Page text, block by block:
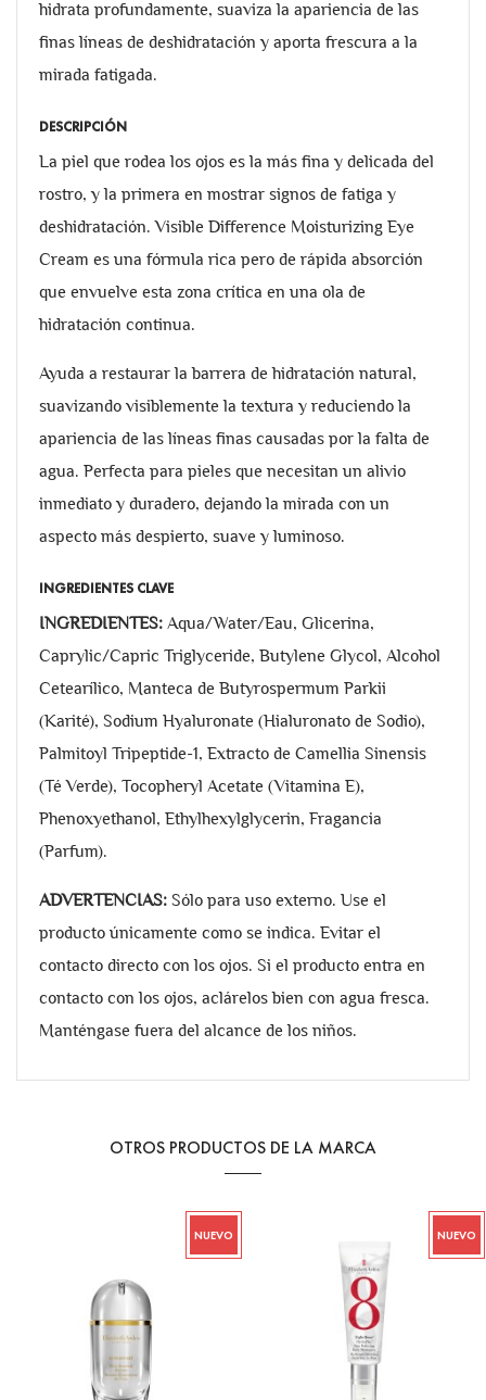
hidrata profundamente, suaviza la apariencia de las
finas líneas de deshidratación y aporta frescura a la
mirada fatigada.
DESCRIPCIÓN
La piel que rodea los ojos es la más fina y delicada del
rostro, y la primera en mostrar signos de fatiga y
deshidratación. Visible Difference Moisturizing Eye
Cream es una fórmula rica pero de rápida absorción
que envuelve esta zona crítica en una ola de
hidratación continua.
Ayuda a restaurar la barrera de hidratación natural,
suavizando visiblemente la textura y reduciendo la
apariencia de las líneas finas causadas por la falta de
agua. Perfecta para pieles que necesitan un alivio
inmediato y duradero, dejando la mirada con un
aspecto más despierto, suave y luminoso.
INGREDIENTES CLAVE
INGREDIENTES: Aqua/Water/Eau, Glicerina,
Caprylic/Capric Triglyceride, Butylene Glycol, Alcohol
Cetearílico, Manteca de Butyrospermum Parkii
(Karité), Sodium Hyaluronate (Hialuronato de Sodio),
Palmitoyl Tripeptide-1, Extracto de Camellia Sinensis
(Té Verde), Tocopheryl Acetate (Vitamina E),
Phenoxyethanol, Ethylhexylglycerin, Fragancia
(Parfum).
ADVERTENCIAS: Sólo para uso externo. Use el
producto únicamente como se indica. Evitar el
contacto directo con los ojos. Si el producto entra en
contacto con los ojos, aclárelos bien con agua fresca.
Manténgase fuera del alcance de los niños.
OTROS PRODUCTOS DE LA MARCA